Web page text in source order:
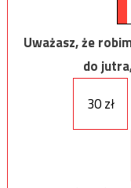
Uważasz, że
do
30 zł